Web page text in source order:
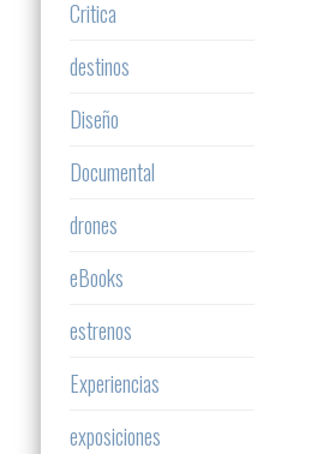
Critica
destinos
Diseño
Documental
drones
eBooks
estrenos
Experiencias
exposiciones